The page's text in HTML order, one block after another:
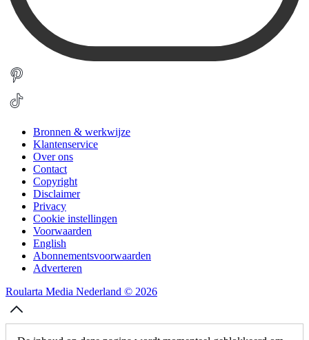
Bronnen & werkwijze
Klantenservice
Over ons
Contact
Copyright
Disclaimer
Privacy
Cookie instellingen
Voorwaarden
English
Abonnementsvoorwaarden
Adverteren
Roularta Media Nederland © 2026